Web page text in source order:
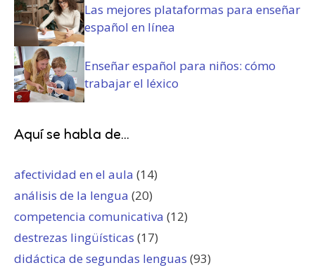
Las mejores plataformas para enseñar
español en línea
Enseñar español para niños: cómo
trabajar el léxico
Aquí se habla de...
afectividad en el aula (14)
análisis de la lengua (20)
competencia comunicativa (12)
destrezas lingüísticas (17)
didáctica de segundas lenguas (93)